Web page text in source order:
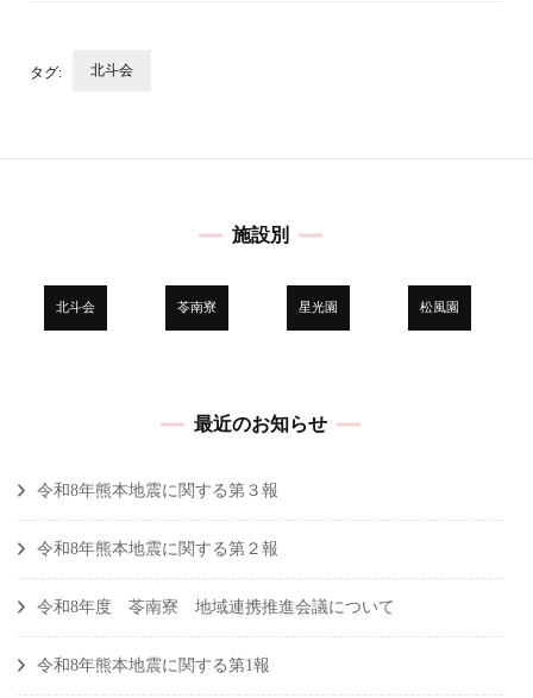
タグ: 北斗会
ー
シ
施設別
北斗会 苓南寮 星光園 松風園
最近のお知らせ
令和8年熊本地震に関する第３報
令和8年熊本地震に関する第２報
令和8年度 苓南寮 地域連携推進会議について
令和8年熊本地震に関する第1報